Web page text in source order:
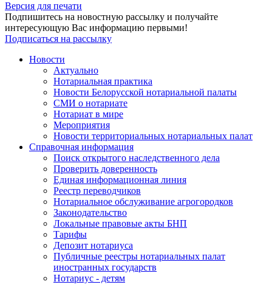
Версия для печати
Подпишитесь на новостную рассылку и получайте
интересующую Вас информацию первыми!
Подписаться на рассылку
Новости
Актуально
Нотариальная практика
Новости Белорусской нотариальной палаты
СМИ о нотариате
Нотариат в мире
Мероприятия
Новости территориальных нотариальных палат
Справочная информация
Поиск открытого наследственного дела
Проверить доверенность
Единая информационная линия
Реестр переводчиков
Нотариальное обслуживание агрогородков
Законодательство
Локальные правовые акты БНП
Тарифы
Депозит нотариуса
Публичные реестры нотариальных палат
иностранных государств
Нотариус - детям